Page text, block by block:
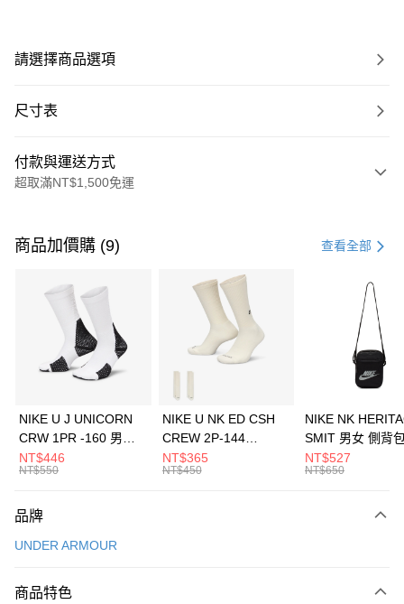
請選擇商品選項
尺寸表
付款與運送方式
超取滿NT$1,500免運
信用卡一次付款
3 期 0 利率 每期 21家銀行
合作金庫商業銀行
第一商業銀行
華南商業銀行
彰化商業銀行
上海商業儲蓄銀行
元大商業銀行
台灣樂天信用卡公司
Apple Pay
全盈+PAY
AFTEE先享後付
【關於「AFTEE先享後付」】
便利好安心！
３．安心：先確認商品／服務後，再付款。
運送方式
每筆NT$100，滿NT$1,500(含以上)免運費
商品加價購 (9) 查看全部
NIKE U J UNICORN
CRW 1PR -160 男女
中統襪 FZ3393100
NT$446
NT$550
NIKE U NK ED CSH
CREW 2P-144
EMBRDY 男女 短統襪
FZ3073133
NT$365
NT$450
NIKE NK
SMIT 男女 側背
BA5871010
NT$527
NT$650
品牌
UNDER ARMOUR
商品特色